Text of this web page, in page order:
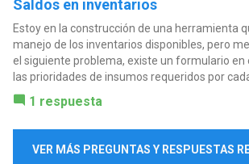
Saldos en inventarios
Estoy en la construcción de una herramienta
manejo de los inventarios disponibles, pero
el siguiente problema, existe un formulario en
las prioridades de insumos requeridos por cada
1 respuesta
VER MÁS PREGUNTAS Y RESPUESTAS